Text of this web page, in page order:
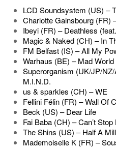
LCD Soundsystem (US) –
Charlotte Gainsbourg (FR)
Ibeyi (FR) – Deathless
Magic & Naked (CH) – In
FM Belfast (IS) – All My
Warhaus (BE) – Mad World
Superorganism (UK/JP/
M.I.N.D.
us & sparkles (CH) – WE
Fellini Félin (FR) – Wall Of
Beck (US) – Dear Life
Fai Baba (CH) – Can’t
The Shins (US) – Half A
Mademoiselle K (FR) –